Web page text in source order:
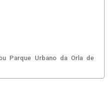
Parque Urbano da Orla de